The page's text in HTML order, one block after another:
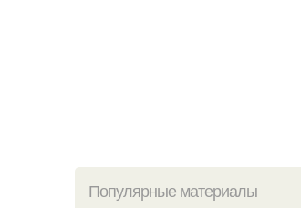
Популярные материалы